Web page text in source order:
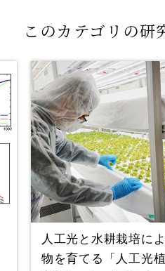
このカテゴリの研
人工光と水耕栽培に
物を育てる「人工光